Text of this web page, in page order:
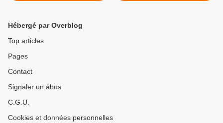
Hébergé par Overblog
Top articles
Pages
Contact
Signaler un abus
C.G.U.
Cookies et données personnelles